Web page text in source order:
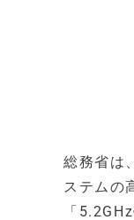
総務省は
ステムの
「